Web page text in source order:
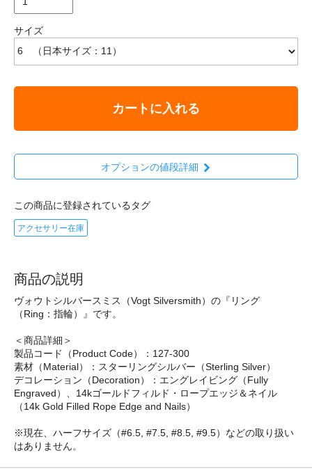
サイズ
カートに入れる
オプションの値段詳細
この商品に登録されているタグ
アクセサリー在庫
商品の説明
ヴォウトシルバースミス（Vogt Silversmith）の『リング
（Ring：指輪）』です。
＜商品詳細＞
製品コード（Product Code）：127-300
素材（Material）：スターリングシルバー（Sterling Silver）
デコレーション（Decoration）：エングレイビング（Fully
Engraved）、14kゴールドフィルド・ロープエッジ＆ネイル
（14k Gold Filled Rope Edge and Nails）
※現在、ハーフサイズ（#6.5, #7.5, #8.5, #9.5）などの取り扱い
はありません。